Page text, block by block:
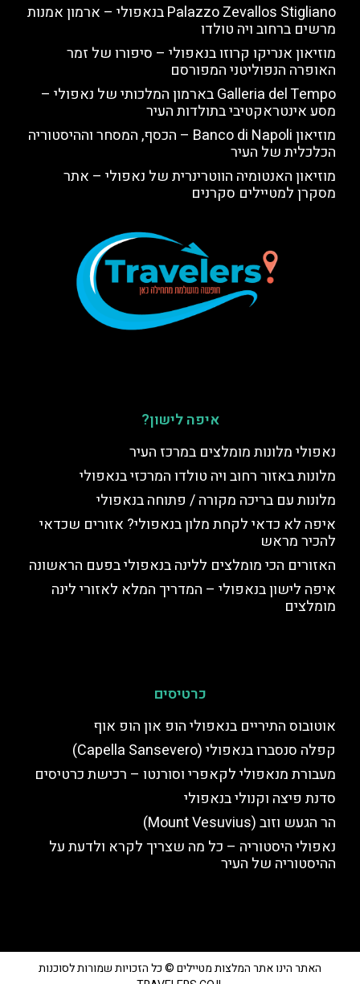
Palazzo Zevallos Stigliano בנאפולי – ארמון אמנות
מרשים ברחוב ויה טולדו
מוזיאון אנריקו קרוזו בנאפולי – סיפורו של זמר
האופרה הנפוליטני המפורסם
Galleria del Tempo בארמון המלכותי של נאפולי –
מסע אינטראקטיבי בתולדות העיר
מוזיאון Banco di Napoli – הכסף, המסחר וההיסטוריה
הכלכלית של העיר
מוזיאון האנטומיה הווטרינרית של נאפולי – אתר
מסקרן למטיילים סקרנים
איפה לישון?
נאפולי מלונות מומלצים במרכז העיר
מלונות באזור רחוב ויה טולדו המרכזי בנאפולי
מלונות עם בריכה מקורה / פתוחה בנאפולי
איפה לא כדאי לקחת מלון בנאפולי? אזורים שכדאי
להכיר מראש
האזורים הכי מומלצים ללינה בנאפולי בפעם הראשונה
איפה לישון בנאפולי – המדריך המלא לאזורי לינה
מומלצים
כרטיסים
אוטובוס התיריים בנאפולי הופ און הופ אוף
קפלה סנסברו בנאפולי (Capella Sansevero)
מעבורת מנאפולי לקאפרי וסורנטו – רכישת כרטיסים
סדנת פיצה וקנולי בנאפולי
הר הגעש וזוב (Mount Vesuvius)
נאפולי היסטוריה – כל מה שצריך לקרא ולדעת על
ההיסטוריה של העיר
האתר הינו אתר המלצות מטיילים © כל הזכויות שמורות לסוכנות